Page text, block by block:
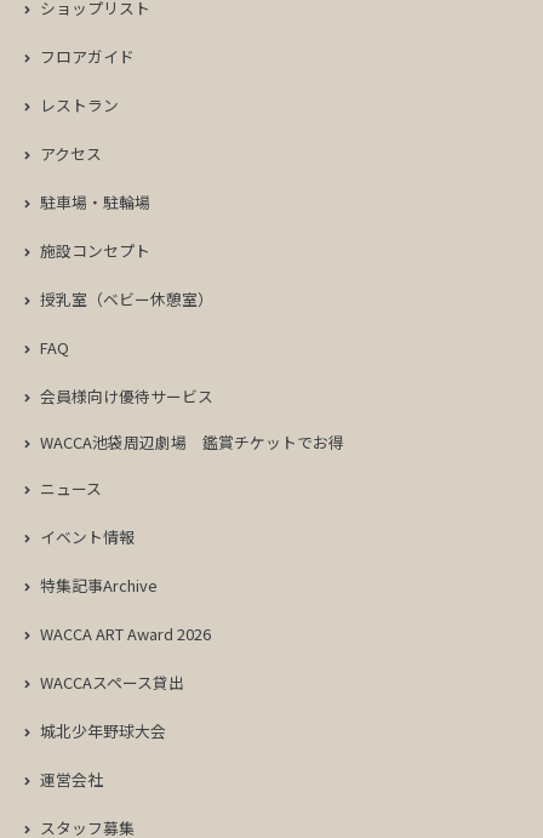
ショップリスト
フロアガイド
レストラン
アクセス
駐車場・駐輪場
施設コンセプト
授乳室（ベビー休憩室）
FAQ
会員様向け優待サービス
WACCA池袋周辺劇場 鑑賞チケットでお得
ニュース
イベント情報
特集記事Archive
WACCA ART Award 2026
WACCAスペース貸出
城北少年野球大会
運営会社
スタッフ募集